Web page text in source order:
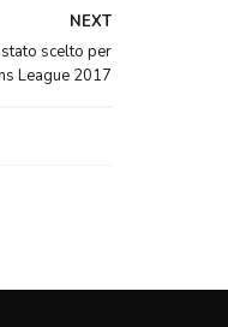
NEXT
scelto per
League 2017